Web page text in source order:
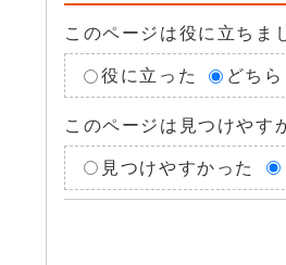
このページは役に立ちま
役に立った どち
このページは見つけやす
見つけやすかった